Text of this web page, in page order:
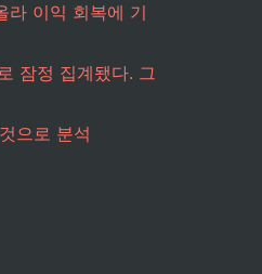
라 이익 회복에 기
잠정 집계됐다. 그
으로 분석